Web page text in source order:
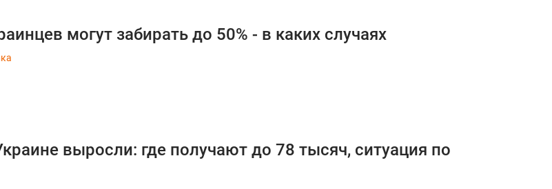
могут забирать до 50% - в каких случаях
выросли: где получают до 78 тысяч, ситуация по